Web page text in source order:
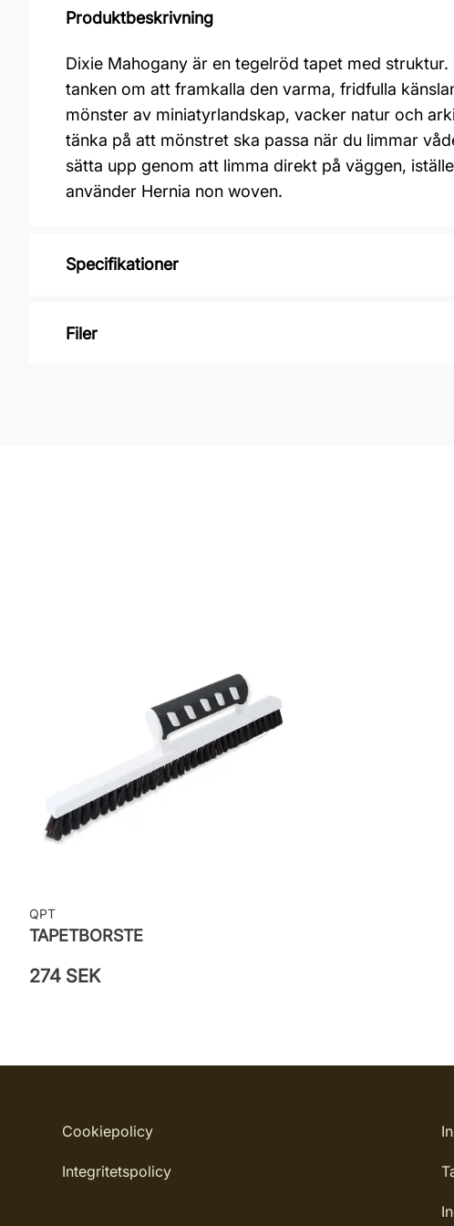
Produktbeskrivning
Dixie Mahogany är en tegelröd tapet med
tanken om att framkalla den varma, fridfulla
mönster av miniatyrlandskap, vacker natur och
tänka på att mönstret ska passa när du limmar
sätta upp genom att limma direkt på väggen,
använder Hernia non woven.
Specifikationer
Varumärke: Midbec Tapeter
Filer
QPT
TAPETBORSTE
274 SEK
Cookiepolicy
Integritetspolicy